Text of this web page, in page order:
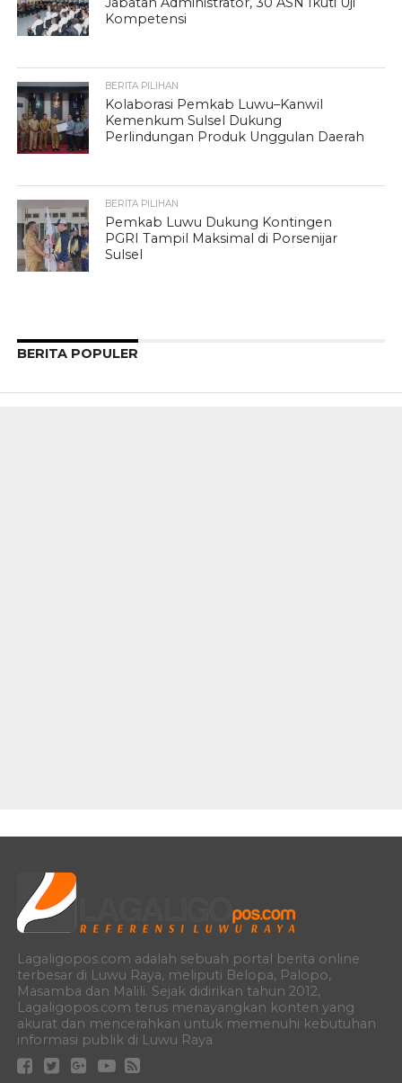
Kompetensi
BERITA PILIHAN
Kolaborasi Pemkab Luwu–Kanwil
Kemenkum Sulsel Dukung
Perlindungan Produk Unggulan Daerah
BERITA PILIHAN
Pemkab Luwu Dukung Kontingen
PGRI Tampil Maksimal di Porsenijar
Sulsel
BERITA POPULER
Lagaligopos.com adalah sebuah portal berita online
terbesar di Luwu Raya, meliputi Belopa, Palopo,
Masamba dan Malili. Sejak didirikan tahun 2012,
Lagaligopos.com terus menayangkan konten yang
akurat dan mencerahkan untuk memenuhi kebutuhan
informasi publik di Luwu Raya